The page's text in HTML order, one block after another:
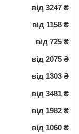
від 3247 ₴
від 1158 ₴
від 725 ₴
від 2075 ₴
від 1303 ₴
від 3481 ₴
від 1982 ₴
від 1060 ₴